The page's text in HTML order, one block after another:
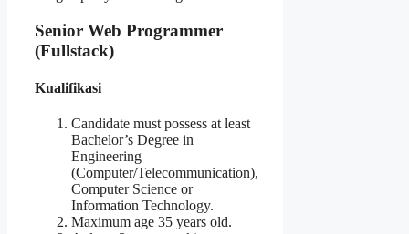
Senior Web Programmer
(Fullstack)
Kualifikasi
Candidate must possess at least
Bachelor’s Degree in
Engineering
(Computer/Telecommunication),
Computer Science or
Information Technology.
Maximum age 35 years old.